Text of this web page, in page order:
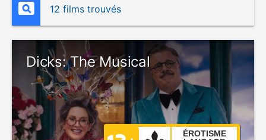
12 films trouvés
Dicks: The Musical
ÉROTISME